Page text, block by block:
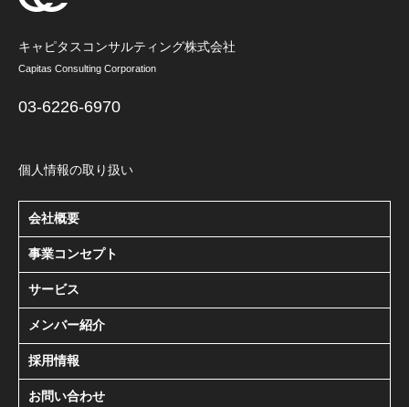
キャピタスコンサルティング株式会社
Capitas Consulting Corporation
03-6226-6970
個人情報の取り扱い
会社概要
事業コンセプト
サービス
メンバー紹介
採用情報
お問い合わせ